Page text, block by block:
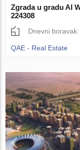
Zgrada u gradu Al
224308
Dnevni
QAE - Real Estate